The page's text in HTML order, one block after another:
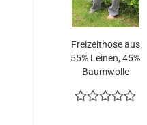
Frei­zeit­ho­se aus
55% Lei­nen, 45%
Baum­wol­le